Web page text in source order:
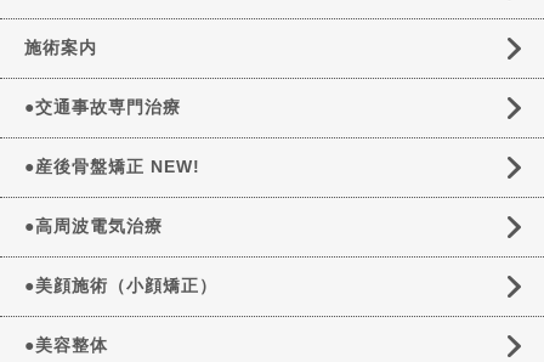
施術案内
●交通事故専門治療
●産後骨盤矯正 NEW!
●高周波電気治療
●美顔施術（小顔矯正）
●美容整体